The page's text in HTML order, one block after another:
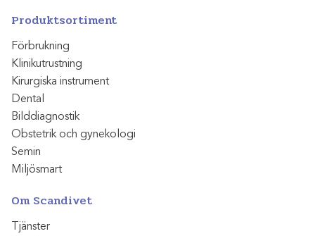
Produktsortiment
Förbrukning
Klinikutrustning
Kirurgiska instrument
Dental
Bilddiagnostik
Obstetrik och gynekologi
Semin
Miljösmart
Om Scandivet
Tjänster